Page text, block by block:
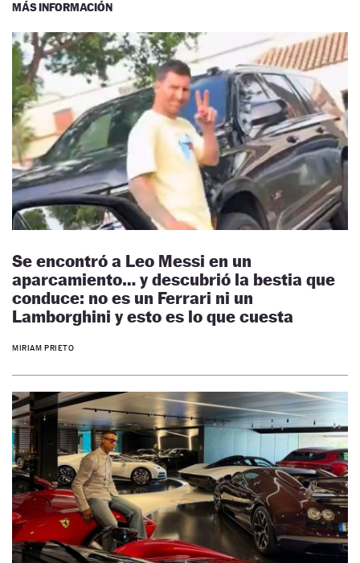
MÁS INFORMACIÓN
Se encontró a Leo Messi en un
aparcamiento… y descubrió la bestia que
conduce: no es un Ferrari ni un
Lamborghini y esto es lo que cuesta
MIRIAM PRIETO